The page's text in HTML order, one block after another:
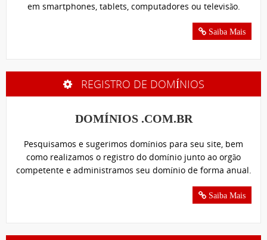
em smartphones, tablets, computadores ou televisão.
Saiba Mais
REGISTRO DE DOMÍNIOS
DOMÍNIOS .COM.BR
Pesquisamos e sugerimos domínios para seu site, bem
como realizamos o registro do domínio junto ao orgão
competente e administramos seu domínio de forma anual.
Saiba Mais